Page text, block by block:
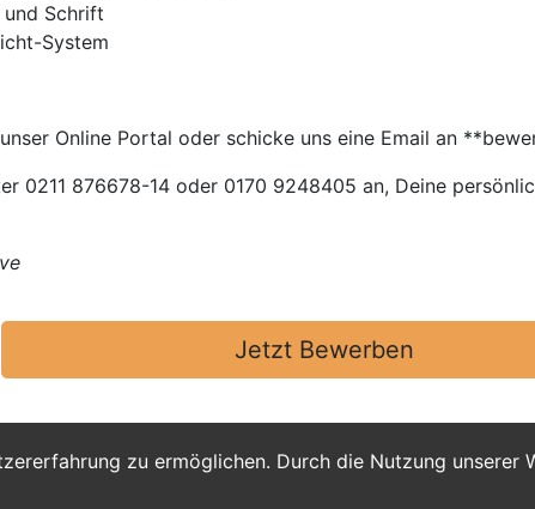
zu ermöglichen. Durch die Nutzung unserer
Schrift
System
Online Portal oder schicke uns eine Email an
0211 876678-14 oder 0170 9248405 an, Deine
Jetzt Bewerben